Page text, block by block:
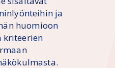
ja
huomioon
kriteerien